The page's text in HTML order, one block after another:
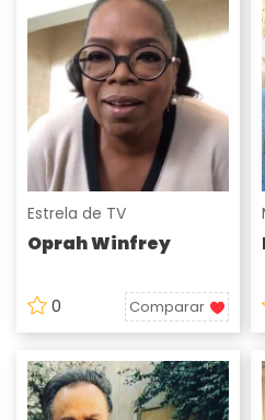
Estrela de TV
Oprah Winfrey
0 Comparar